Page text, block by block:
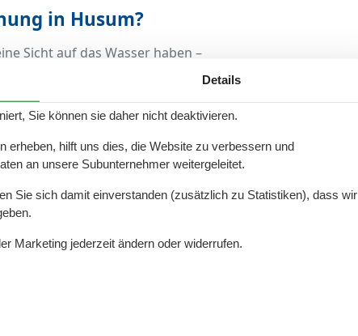
in Husum?
Sicht auf das Wasser haben –
Ferienwohnung mit Meerblick
noch unvergesslicher
eine stille Wasserfläche vor
in Husum
begehrten Blick auf das
Wohnungen in
Unterkunft ist einzigartig und
zudem über Balkone
können.
Details
Sie können sie daher nicht deaktivieren.
erheben, hilft uns dies, die Website zu verbessern und
an unsere Subunternehmer weitergeleitet.
Sie sich damit einverstanden (zusätzlich zu Statistiken), dass wir
Marketing jederzeit ändern oder widerrufen.